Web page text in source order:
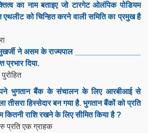
का नाम बताइए जो टारगेट ओलंपिक पोडियम
को चिन्हित करने वाली समिति का प्रमुख है
ने असम के राज्यपाल _______________
प्रभार दिया.
भुगतान बैंक के संचालन के लिए आरबीआई से
तीसरा हिस्सेदार बन गया है. भुगतान बैंकों को प्रति
राशि रखने के लिए सीमित किया है ?
प्रति एक ग्राहक